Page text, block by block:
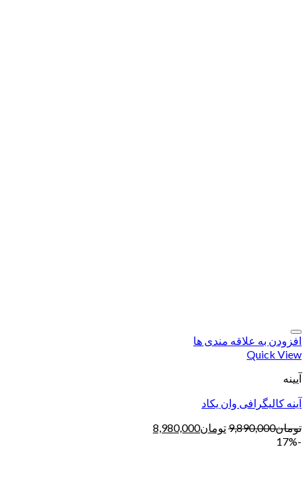
افزودن به علاقه مندی ها
Quick View
آیینه
آینه کالیگرافی وان یکاد
تومان9,890,000تومان8,980,000
-17%